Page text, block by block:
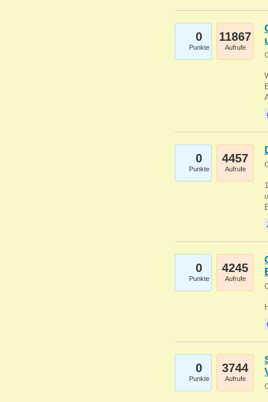
0
Punkte
11867
Aufrufe
0
Punkte
4457
Aufrufe
0
Punkte
4245
Aufrufe
0
Punkte
3744
Aufrufe